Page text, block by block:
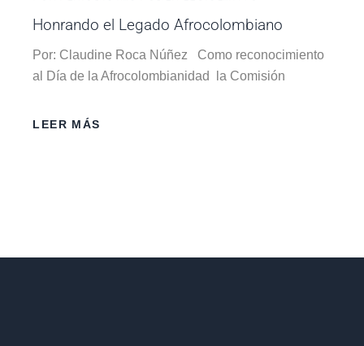
Honrando el Legado Afrocolombiano
Por: Claudine Roca Núñez Como reconocimiento
al Día de la Afrocolombianidad la Comisión
LEER MÁS